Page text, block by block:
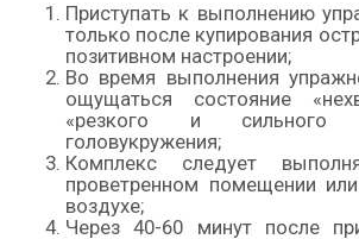
Приступать к выполнению
только после купирования
позитивном настроении;
Во время выполнения
ощущаться состояние
«резкого и сильного
головукружения;
Комплекс следует
проветренном помещении
воздухе;
Через 40-60 минут после